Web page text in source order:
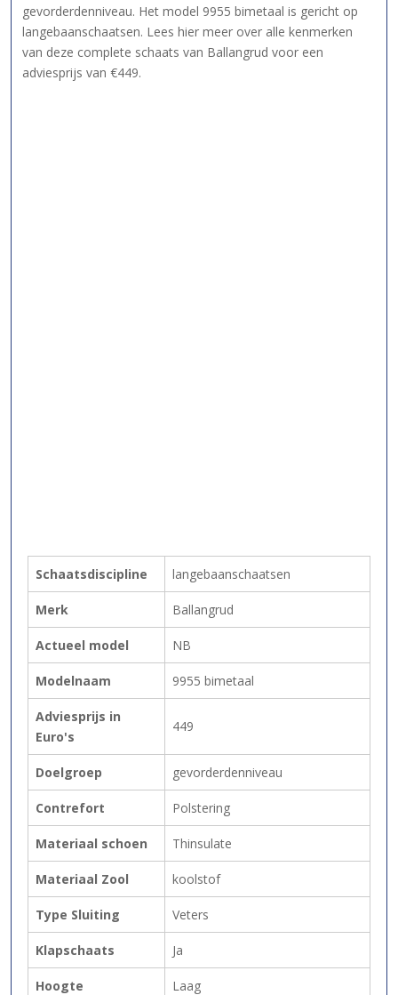
gevorderdenniveau. Het model 9955 bimetaal is gericht op
langebaanschaatsen. Lees hier meer over alle kenmerken
van deze complete schaats van Ballangrud voor een
adviesprijs van €449.
Schaatsdiscipline langebaanschaatsen
Merk Ballangrud
Actueel model NB
Modelnaam 9955 bimetaal
Adviesprijs in
Euro's
449
Doelgroep gevorderdenniveau
Contrefort Polstering
Materiaal schoen Thinsulate
Materiaal Zool koolstof
Type Sluiting Veters
Klapschaats Ja
Hoogte Laag